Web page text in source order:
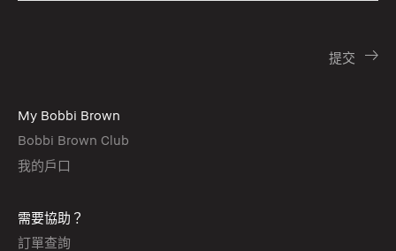
My Bobbi Brown
Bobbi Brown Club
我的戶口
需要協助？
訂單查詢